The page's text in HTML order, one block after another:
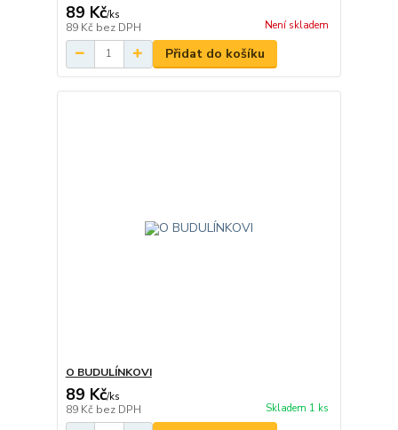
89 Kč/ks
89 Kč bez DPH Není skladem
Přidat do košíku
O BUDULÍNKOVI
89 Kč/ks
89 Kč bez DPH Skladem 1 ks